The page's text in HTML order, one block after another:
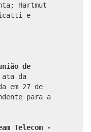
Hartmut
e
de
ata da
em 27 de
para a
Telecom -